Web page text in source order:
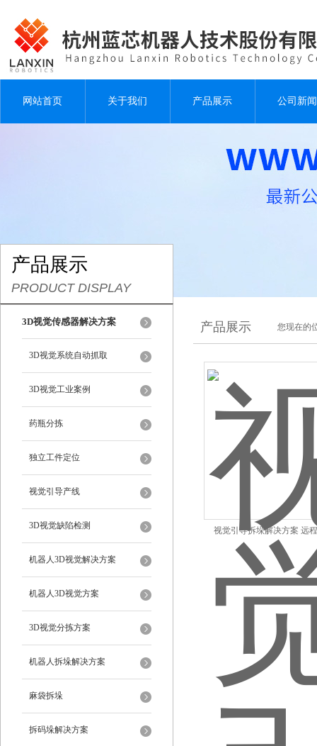
网站首页 关于我们 产品展示 公司新闻
产品展示
PRODUCT DISPLAY
3D视觉传感器解决方案
3D视觉系统自动抓取
3D视觉工业案例
药瓶分拣
独立工件定位
视觉引导产线
3D视觉缺陷检测
机器人3D视觉解决方案
机器人3D视觉方案
3D视觉分拣方案
机器人拆垛解决方案
麻袋拆垛
拆码垛解决方案
产品展示 您现在的
视觉引导拆垛解决方案 远